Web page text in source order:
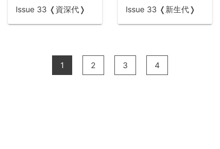
Issue 33 ❬資深代❭ Issue 33 ❬新生代❭
1 2 3 4